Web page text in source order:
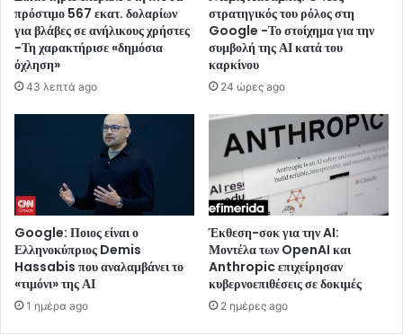
πρόστιμο 567 εκατ. δολαρίων
για βλάβες σε ανήλικους χρήστες
-Τη χαρακτήρισε «δημόσια
όχληση»
43 λεπτά ago
στρατηγικός του ρόλος στη
Google -Το στοίχημα για την
συμβολή της ΑΙ κατά του
καρκίνου
24 ώρες ago
Google: Ποιος είναι ο
Ελληνοκύπριος Demis
Hassabis που αναλαμβάνει το
«τιμόνι» της ΑΙ
1 ημέρα ago
Έκθεση-σοκ για την AI:
Μοντέλα των OpenAI και
Anthropic επιχείρησαν
κυβερνοεπιθέσεις σε δοκιμές
2 ημέρες ago